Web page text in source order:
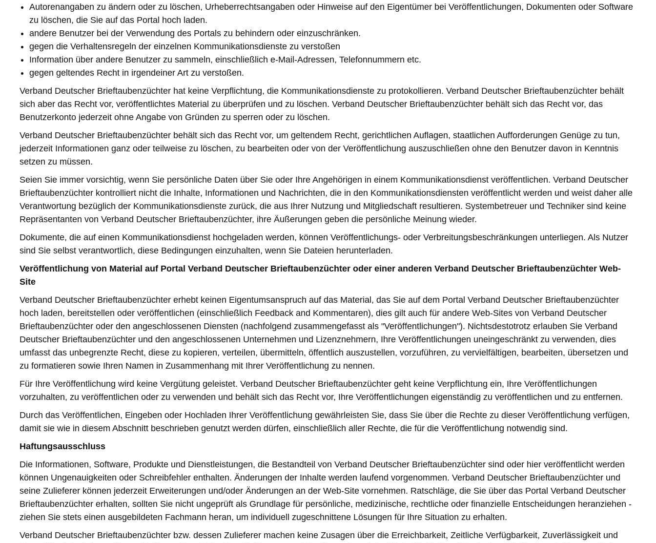
Autorenangaben zu ändern oder zu löschen, Urheberrechtsangaben oder Hinweise auf den Eigentümer bei Veröffentlichungen, Dokumenten oder Software
zu löschen, die Sie auf das Portal hoch laden.
andere Benutzer bei der Verwendung des Portals zu behindern oder einzuschränken.
gegen die Verhaltensregeln der einzelnen Kommunikationsdienste zu verstoßen
Information über andere Benutzer zu sammeln, einschließlich e-Mail-Adressen, Telefonnummern etc.
gegen geltendes Recht in irgendeiner Art zu verstoßen.
Verband Deutscher Brieftaubenzüchter hat keine Verpflichtung, die Kommunikationsdienste zu protokollieren. Verband Deutscher Brieftaubenzüchter behält
sich aber das Recht vor, veröffentlichtes Material zu überprüfen und zu löschen. Verband Deutscher Brieftaubenzüchter behält sich das Recht vor, das
Benutzerkonto jederzeit ohne Angabe von Gründen zu sperren oder zu löschen.
Verband Deutscher Brieftaubenzüchter behält sich das Recht vor, um geltendem Recht, gerichtlichen Auflagen, staatlichen Aufforderungen Genüge zu tun,
jederzeit Informationen ganz oder teilweise zu löschen, zu bearbeiten oder von der Veröffentlichung auszuschließen ohne den Benutzer davon in Kenntnis
setzen zu müssen.
Seien Sie immer vorsichtig, wenn Sie persönliche Daten über Sie oder Ihre Angehörigen in einem Kommunikationsdienst veröffentlichen. Verband Deutscher
Brieftaubenzüchter kontrolliert nicht die Inhalte, Informationen und Nachrichten, die in den Kommunikationsdiensten veröffentlicht werden und weist daher alle
Verantwortung bezüglich der Kommunikationsdienste zurück, die aus Ihrer Nutzung und Mitgliedschaft resultieren. Systembetreuer und Techniker sind keine
Repräsentanten von Verband Deutscher Brieftaubenzüchter, ihre Äußerungen geben die persönliche Meinung wieder.
Dokumente, die auf einen Kommunikationsdienst hochgeladen werden, können Veröffentlichungs- oder Verbreitungsbeschränkungen unterliegen. Als Nutzer
sind Sie selbst verantwortlich, diese Bedingungen einzuhalten, wenn Sie Dateien herunterladen.
Veröffentlichung von Material auf Portal Verband Deutscher Brieftaubenzüchter oder einer anderen Verband Deutscher Brieftaubenzüchter Web-
Site
Verband Deutscher Brieftaubenzüchter erhebt keinen Eigentumsanspruch auf das Material, das Sie auf dem Portal Verband Deutscher Brieftaubenzüchter
hoch laden, bereitstellen oder veröffentlichen (einschließlich Feedback and Kommentaren), dies gilt auch für andere Web-Sites von Verband Deutscher
Brieftaubenzüchter oder den angeschlossenen Diensten (nachfolgend zusammengefasst als "Veröffentlichungen"). Nichtsdestotrotz erlauben Sie Verband
Deutscher Brieftaubenzüchter und den angeschlossenen Unternehmen und Lizenznehmern, Ihre Veröffentlichungen uneingeschränkt zu verwenden, dies
umfasst das unbegrenzte Recht, diese zu kopieren, verteilen, übermitteln, öffentlich auszustellen, vorzuführen, zu vervielfältigen, bearbeiten, übersetzen und
zu formatieren sowie Ihren Namen in Zusammenhang mit Ihrer Veröffentlichung zu nennen.
Für Ihre Veröffentlichung wird keine Vergütung geleistet. Verband Deutscher Brieftaubenzüchter geht keine Verpflichtung ein, Ihre Veröffentlichungen
vorzuhalten, zu veröffentlichen oder zu verwenden und behält sich das Recht vor, Ihre Veröffentlichungen eigenständig zu veröffentlichen und zu entfernen.
Durch das Veröffentlichen, Eingeben oder Hochladen Ihrer Veröffentlichung gewährleisten Sie, dass Sie über die Rechte zu dieser Veröffentlichung verfügen,
damit sie wie in diesem Abschnitt beschrieben genutzt werden dürfen, einschließlich aller Rechte, die für die Veröffentlichung notwendig sind.
Haftungsausschluss
Die Informationen, Software, Produkte und Dienstleistungen, die Bestandteil von Verband Deutscher Brieftaubenzüchter sind oder hier veröffentlicht werden
können Ungenauigkeiten oder Schreibfehler enthalten. Änderungen der Inhalte werden laufend vorgenommen. Verband Deutscher Brieftaubenzüchter und
seine Zulieferer können jederzeit Erweiterungen und/oder Änderungen an der Web-Site vornehmen. Ratschläge, die Sie über das Portal Verband Deutscher
Brieftaubenzüchter erhalten, sollten Sie nicht ungeprüft als Grundlage für persönliche, medizinische, rechtliche oder finanzielle Entscheidungen heranziehen -
ziehen Sie stets einen ausgebildeten Fachmann heran, um individuell zugeschnittene Lösungen für Ihre Situation zu erhalten.
Verband Deutscher Brieftaubenzüchter bzw. dessen Zulieferer machen keine Zusagen über die Erreichbarkeit, Zeitliche Verfügbarkeit, Zuverlässigkeit und